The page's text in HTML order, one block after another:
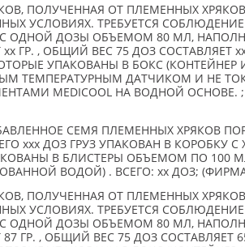
ПОЛУЧЕННАЯ ОТ ПЛЕМЕННЫХ
УСЛОВИЯХ. ТРЕБУЕТСЯ
ОДНОЙ ДОЗЫ ОБЪЕМОМ 80 МЛ,
xx ГР. , ОБЩИЙ ВЕС 75 ДОЗ СОСТАВЛЯЕТ
УПАКОВАНЫ В БОКС (КОНТЕЙНЕР
ТЕМПЕРАТУРНЫМ ДАТЧИКОМ И НЕ
MEDICOOL НА ВОДНОЙ ОСНОВЕ.
СЕМЯ ПЛЕМЕННЫХ ХРЯКОВ
xxx ДОЗ ГРУЗ УПАКОВАН В КОРОБКУ
В БЛИСТЕРЫ ОБЪЕМОМ ПО 100
ВОДОЙ) . ВСЕГО: xx ДОЗ; (ФИРМА)
ПОЛУЧЕННАЯ ОТ ПЛЕМЕННЫХ
УСЛОВИЯХ. ТРЕБУЕТСЯ
ОДНОЙ ДОЗЫ ОБЪЕМОМ 80 МЛ,
87 ГР. , ОБЩИЙ ВЕС 75 ДОЗ СОСТАВЛЯЕТ